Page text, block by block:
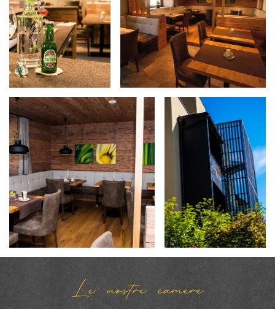
Le nostre camere